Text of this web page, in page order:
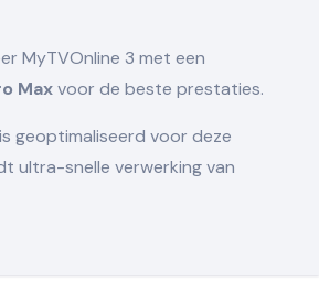
MyTVOnline 3 met een
Maxvoor de beste prestaties.
geoptimaliseerd voor deze
ultra-snelle verwerking van